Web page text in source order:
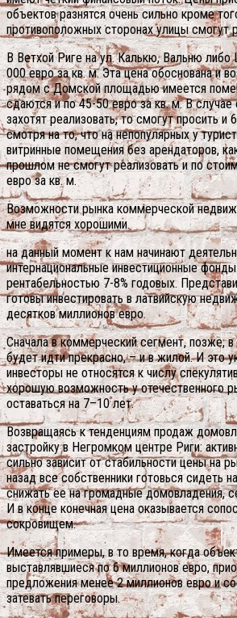
объектов разнятся очень сильно кроме
противоположных сторонах улицы смогут
В Ветхой Риге на ул. Калькю, Вальню
000 евро за кв. м. Эта цена обоснована и
рядом с Домской площадью имеется
сдаются и по 45-50 евро за кв. м. В случае
захотят реализовать, то смогут просить
смотря на то, что на непопулярных у
витринные помещения без арендаторов,
прошлом не смогут реализовать и по
евро за кв. м.
Возможности рынка коммерческой
мне видятся хорошими.
на данный момент к нам начинают
интернациональные инвестиционные
рентабельностью 7-8% годовых.
готовы инвестировать в латвийскую
десятков миллионов евро.
Сначала в коммерческий сегмент, позже,
будет идти прекрасно, – и в жилой. И это
инвесторы не относятся к числу
хорошую возможность у отечественного
оставаться на 7–10 лет.
Возвращаясь к тенденциям продаж
застройку в Негромком центре Риги:
сильно зависит от стабильности цены на
назад все собственники готовься сидеть
снижать ее на громадные домовладения,
И в конце конечная цена оказывается
сокровищем.
Имеется примеры, в то время, когда
выставлявшиеся по 6 миллионов евро,
предложения менее 2 миллионов евро и
затевать переговоры.